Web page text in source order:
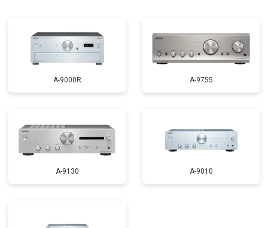
A-9000R A-9755
A-9130 A-9010